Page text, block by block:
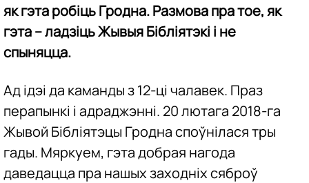
як гэта робіць Гродна. Размова пра тое, як
гэта – ладзіць Жывыя Бібліятэкі і не
спыняцца.
Ад ідэі да каманды з 12-ці чалавек. Праз
перапынкі і адраджэнні. 20 лютага 2018-га
Жывой Бібліятэцы Гродна споўнілася тры
гады. Мяркуем, гэта добрая нагода
даведацца пра нашых заходніх сяброў